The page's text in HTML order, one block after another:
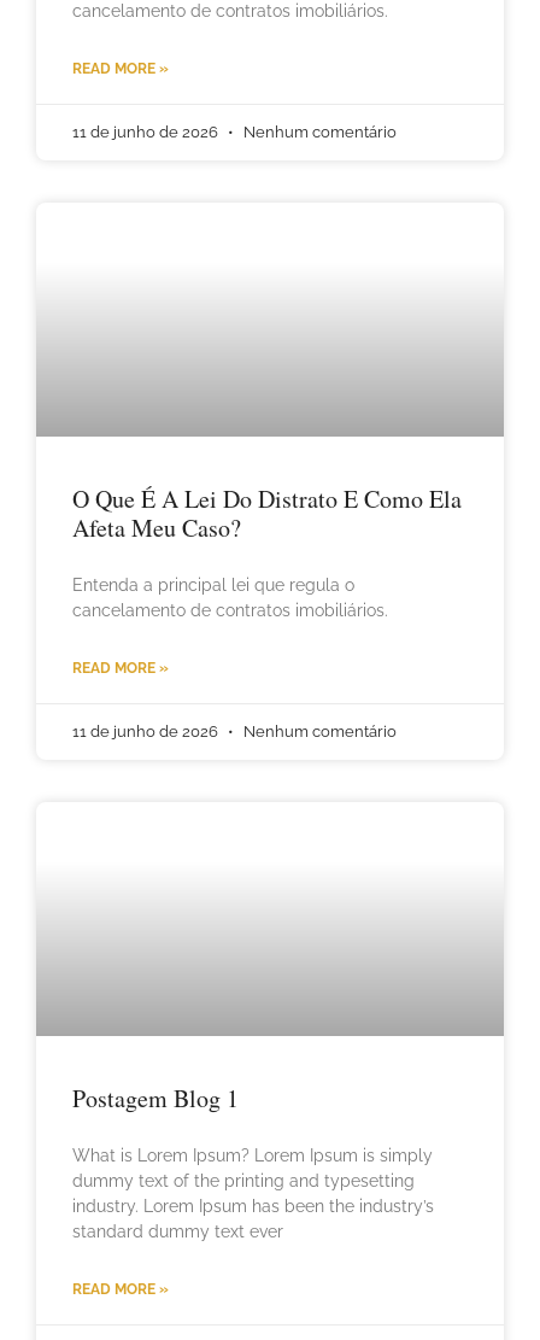
cancelamento de contratos imobiliários.
READ MORE »
11 de junho de 2026 Nenhum comentário
O Que É A Lei Do Distrato E Como Ela
Afeta Meu Caso?
Entenda a principal lei que regula o
cancelamento de contratos imobiliários.
READ MORE »
11 de junho de 2026 Nenhum comentário
Postagem Blog 1
What is Lorem Ipsum? Lorem Ipsum is simply
dummy text of the printing and typesetting
industry. Lorem Ipsum has been the industry’s
standard dummy text ever
READ MORE »